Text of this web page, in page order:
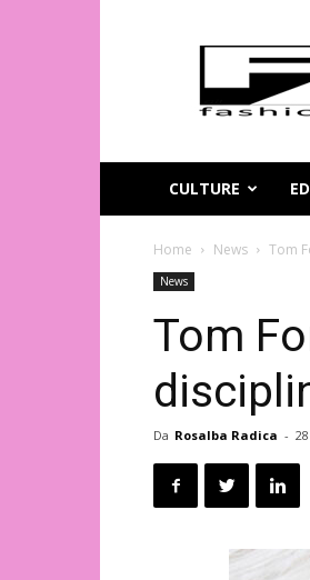
Magazine
moda
online
CULTURE
Home News Tom
News
Tom
Da Rosalba Radica -